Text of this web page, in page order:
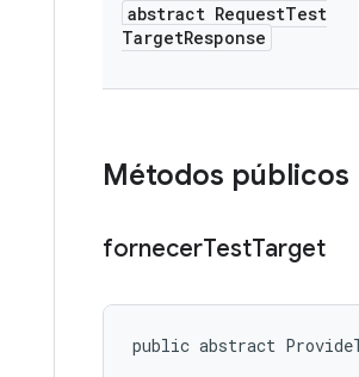
abstract RequestTest
TargetResponse
Métodos públicos
fornecerTestTarget
public abstract